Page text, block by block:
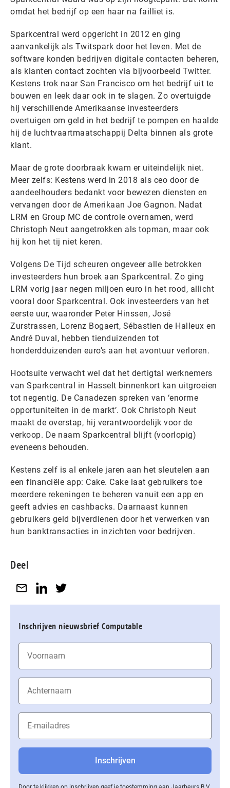
omdat het bedrijf op een haar na failliet is.
Sparkcentral werd opgericht in 2012 en ging
aanvankelijk als Twitspark door het leven. Met de
software konden bedrijven digitale contacten beheren,
als klanten contact zochten via bijvoorbeeld Twitter.
Kestens trok naar San Francisco om het bedrijf uit te
bouwen en leek daar ook in te slagen. Zo overtuigde
hij verschillende Amerikaanse investeerders
overtuigen om geld in het bedrijf te pompen en haalde
hij de luchtvaartmaatschappij Delta binnen als grote
klant.
Maar de grote doorbraak kwam er uiteindelijk niet.
Meer zelfs: Kestens werd in 2018 als ceo door de
aandeelhouders bedankt voor bewezen diensten en
vervangen door de Amerikaan Joe Gagnon. Nadat
LRM en Group MC de controle overnamen, werd
Christoph Neut aangetrokken als topman, maar ook
hij kon het tij niet keren.
Volgens De Tijd scheuren ongeveer alle betrokken
investeerders hun broek aan Sparkcentral. Zo ging
LRM vorig jaar negen miljoen euro in het rood, allicht
vooral door Sparkcentral. Ook investeerders van het
eerste uur, waaronder Peter Hinssen, José
Zurstrassen, Lorenz Bogaert, Sébastien de Halleux en
André Duval, hebben tienduizenden tot
honderdduizenden euro’s aan het avontuur verloren.
Hootsuite verwacht wel dat het dertigtal werknemers
van Sparkcentral in Hasselt binnenkort kan uitgroeien
tot negentig. De Canadezen spreken van ‘enorme
opportuniteiten in de markt’. Ook Christoph Neut
maakt de overstap, hij verantwoordelijk voor de
verkoop. De naam Sparkcentral blijft (voorlopig)
eveneens behouden.
Kestens zelf is al enkele jaren aan het sleutelen aan
een financiële app: Cake. Cake laat gebruikers toe
meerdere rekeningen te beheren vanuit een app en
geeft advies en cashbacks. Daarnaast kunnen
gebruikers geld bijverdienen door het verwerken van
hun banktransacties in inzichten voor bedrijven.
Deel
Inschrijven nieuwsbrief Computable